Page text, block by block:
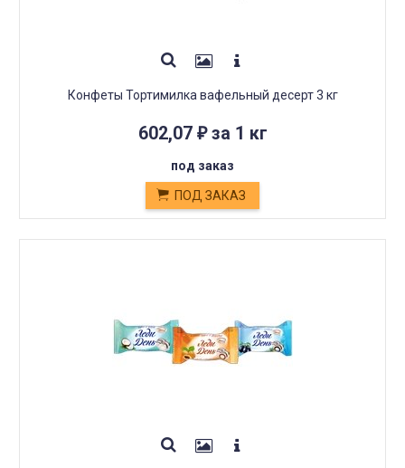
Конфеты Тортимилка вафельный десерт 3 кг
602,07 ₽за 1 кг
под заказ
ПОД ЗАКАЗ